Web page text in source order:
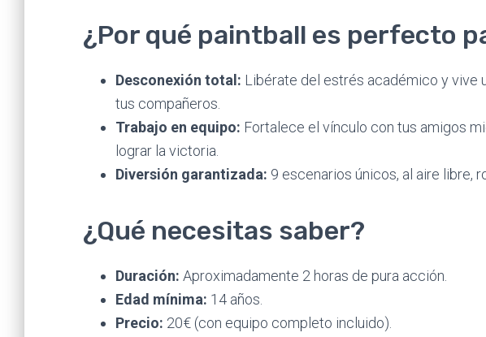
¿Por qué paintball es perfecto
Desconexión total: Libérate del estrés académico y vive
tus compañeros.
Trabajo en equipo: Fortalece el vínculo con tus amigos
lograr la victoria.
Diversión garantizada: 9 escenarios únicos, al aire libre,
¿Qué necesitas saber?
Duración: Aproximadamente 2 horas de pura acción.
Edad mínima: 14 años.
Precio: 20€ (con equipo completo incluido).